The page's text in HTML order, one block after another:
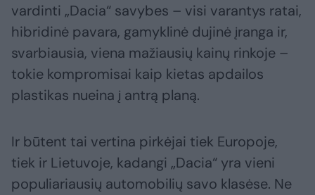
vardinti „Dacia“ savybes – visi varantys ratai,
hibridinė pavara, gamyklinė dujinė įranga ir,
svarbiausia, viena mažiausių kainų rinkoje –
tokie kompromisai kaip kietas apdailos
plastikas nueina į antrą planą.
Ir būtent tai vertina pirkėjai tiek Europoje,
tiek ir Lietuvoje, kadangi „Dacia“ yra vieni
populiariausių automobilių savo klasėse. Ne